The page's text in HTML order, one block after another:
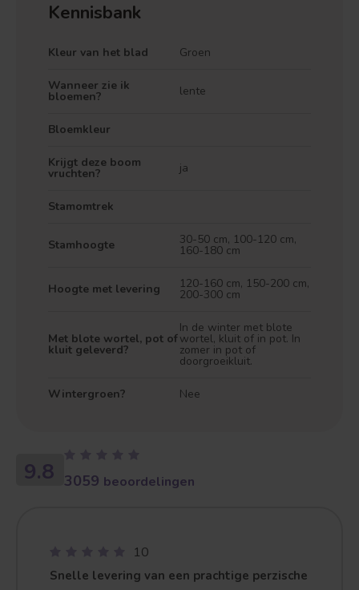
Kennisbank
Kleur van het blad Groen
Wanneer zie ik
bloemen? lente
Bloemkleur
Krijgt deze boom
vruchten? ja
Stamomtrek
Stamhoogte 30-50 cm, 100-120 cm,
160-180 cm
Hoogte met levering 120-160 cm, 150-200 cm,
200-300 cm
Met blote wortel, pot of
kluit geleverd?
In de winter met blote
wortel, kluit of in pot. In
zomer in pot of
doorgroeikluit.
Wintergroen? Nee
9.8 3059 beoordelingen
10
Snelle levering van een prachtige perzische
Treurvorm